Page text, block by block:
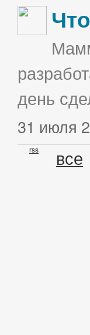
день
31 июля
rss все